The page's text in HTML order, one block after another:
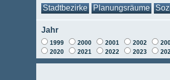
Stadtbezirke
Planungsräume
Jahr
1999 2000 2001 2002
2020
2021 2022 2023